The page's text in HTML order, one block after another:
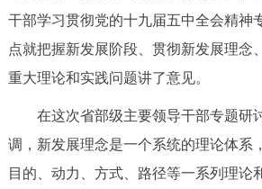
走进北京
北京概况 十六区概览
绿色北京 图说北京
多语种
干部学习贯彻党的十九届五中全会精神
点就把握新发展阶段、贯彻新发展理念
重大理论和实践问题讲了意见。
在这次省部级主要领导干部专题研
调，新发展理念是一个系统的理论体系
目的、动力、方式、路径等一系列理论